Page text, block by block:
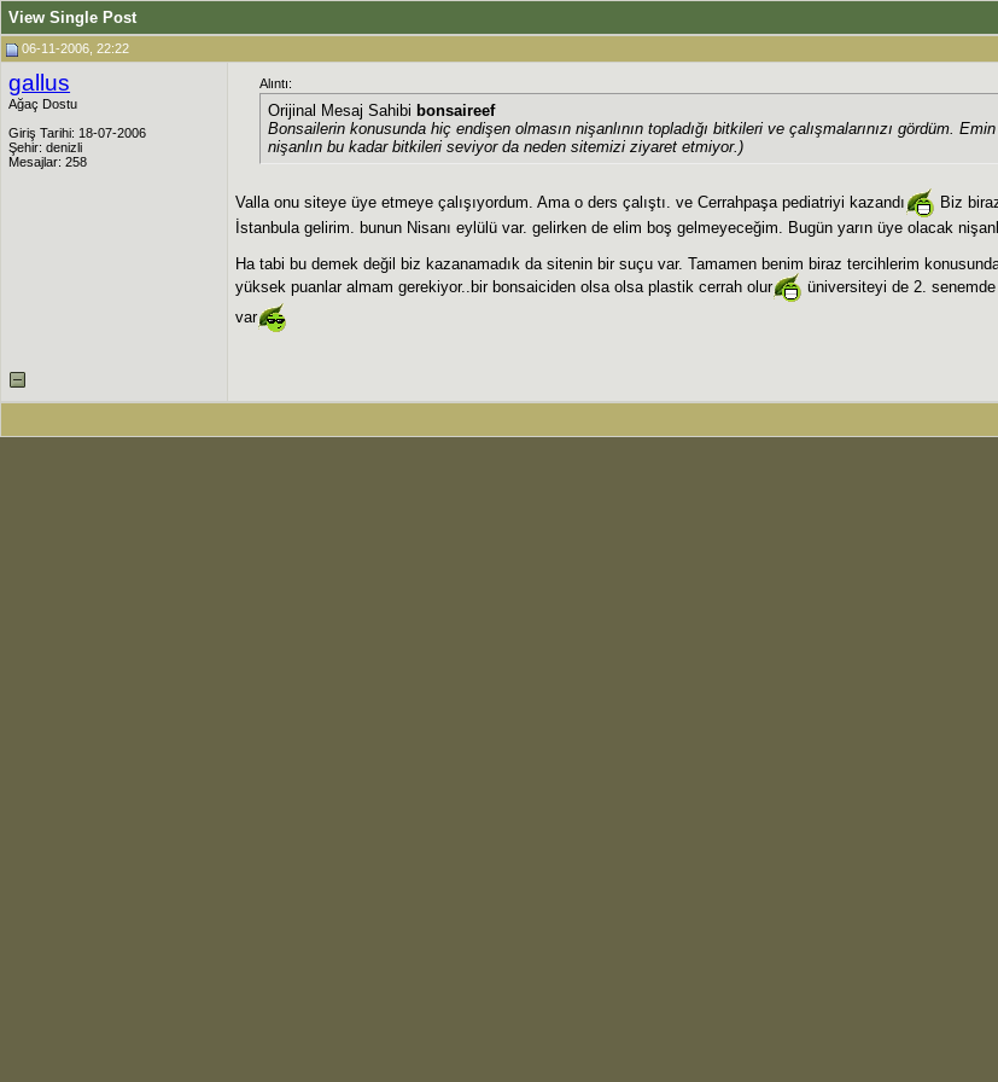
View Single Post
06-11-2006, 22:22
gallus
Ağaç Dostu
Giriş Tarihi: 18-07-2006
Şehir: denizli
Mesajlar: 258
Alıntı:
Orijinal Mesaj Sahibi bonsaireef
Bonsailerin konusunda hiç endişen olmasın nişanlının topladığı bitkileri ve çalışmalarınızı gördüm.
nişanlın bu kadar bitkileri seviyor da neden sitemizi ziyaret etmiyor.)
Valla onu siteye üye etmeye çalışıyordum. Ama o ders çalıştı. ve Cerrahpaşa pediatriyi kazandı Biz
İstanbula gelirim. bunun Nisanı eylülü var. gelirken de elim boş gelmeyeceğim. Bugün yarın üye olacak
Ha tabi bu demek değil biz kazanamadık da sitenin bir suçu var. Tamamen benim biraz tercihlerim
yüksek puanlar almam gerekiyor..bir bonsaiciden olsa olsa plastik cerrah olur
üniversiteyi de 2. senemde
var